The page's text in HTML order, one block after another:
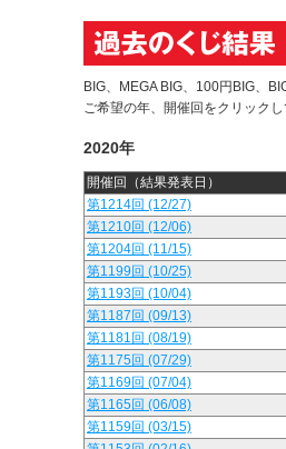
BIG、MEGA BIG、100円BIG、
ご希望の年、開催回をクリックし
2020年
開催回（結果発表日）
第1214回 (12/27)
第1210回 (12/06)
第1204回 (11/15)
第1199回 (10/25)
第1193回 (10/04)
第1187回 (09/13)
第1181回 (08/19)
第1175回 (07/29)
第1169回 (07/04)
第1165回 (06/08)
第1159回 (03/15)